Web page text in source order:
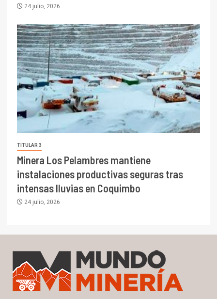
24 julio, 2026
TITULAR 3
Minera Los Pelambres mantiene
instalaciones productivas seguras tras
intensas lluvias en Coquimbo
24 julio, 2026